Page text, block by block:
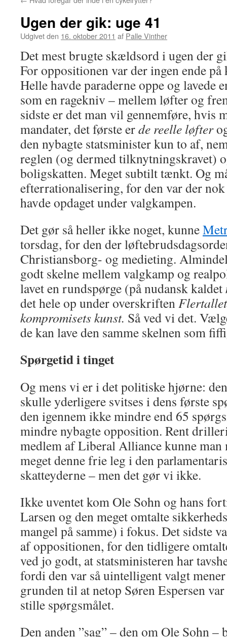
Ugen der gik: uge 41
Udgivet den 16. oktober 2011 af Palle Vinther
Det mest brugte skældsord i ugen der
For oppositionen var der ingen ende
Helle havde paraderne oppe og lavede
som en ragekniv – mellem løfter og
sidste er det man vil gennemføre, hvis
mandater, det første erde reelle løfter
den nybagte statsminister kun to af,
reglen (og dermed tilknytningskravet)
boligskatten. Meget subtilt tænkt. Og
efterrationalisering, for den var der
havde opdaget under valgkampen.
Det gør så heller ikke noget, kunne
torsdag, for den der
Christiansborg- og medieting.
godt skelne mellem valgkamp og
lavet en rundspørge (på nudansk kaldet
det hele op under overskriften
kompromisets kunst. Så ved vi det.
de kan lave den samme skelnen som
Spørgetid i tinget
Og mens vi er i det politiske hjørne:
skulle yderligere svitses i dens første
den igennem ikke mindre end 65
mindre nybagte opposition. Rent
medlem af Liberal Alliance kunne man
meget denne frie leg i den
skatteyderne – men det gør vi ikke.
Ikke uventet kom Ole Sohn og hans
Larsen og den meget omtalte
mangel på samme) i fokus. Det sidste
af oppositionen, for den tidligere
ved jo godt, at statsministeren har
fordi den var så uintelligent valgt
grunden til at netop Søren Espersen
stille spørgsmålet.
Den anden ”sag” – den om Ole Sohn